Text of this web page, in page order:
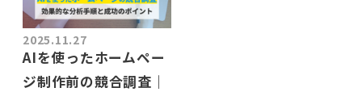
2025.11.27
AIを使ったホームペー
ジ制作前の競合調査｜